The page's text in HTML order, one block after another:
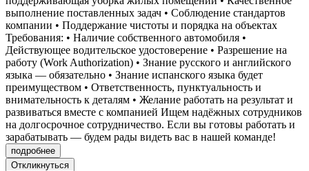
выполнение поставленных задач • Соблюдение стандартов
компании • Поддержание чистоты и порядка на объектах
Требования: • Наличие собственного автомобиля •
Действующее водительское удостоверение • Разрешение на
работу (Work Authorization) • Знание русского и английского
языка — обязательно • Знание испанского языка будет
преимуществом • Ответственность, пунктуальность и
внимательность к деталям • Желание работать на результат и
развиваться вместе с компанией Ищем надёжных сотрудников
на долгосрочное сотрудничество. Если вы готовы работать и
зарабатывать — будем рады видеть вас в нашей команде!
подробнее
Откликнуться